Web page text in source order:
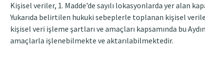
Kişisel veriler, 1. Madde’de sayılı lokasyonlarda yer alan
Yukarıda belirtilen hukuki sebeplerle toplanan kişisel
kişisel veri işleme şartları ve amaçları kapsamında bu
amaçlarla işlenebilmekte ve aktarılabilmektedir.